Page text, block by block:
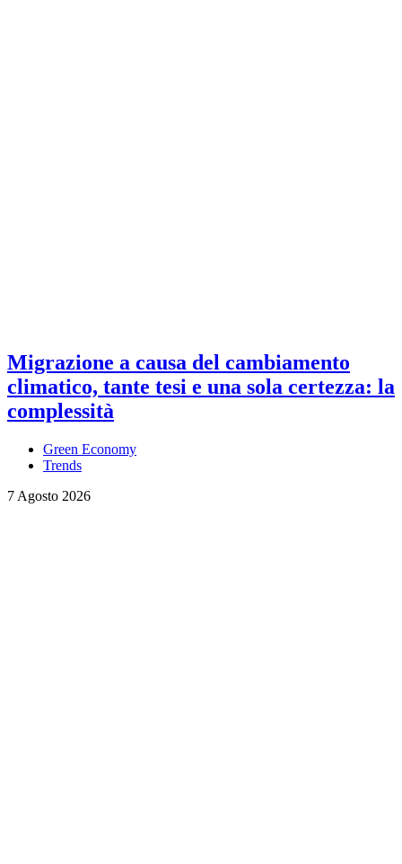
Migrazione a causa del cambiamento
climatico, tante tesi e una sola certezza: la
complessità
Green Economy
Trends
7 Agosto 2026